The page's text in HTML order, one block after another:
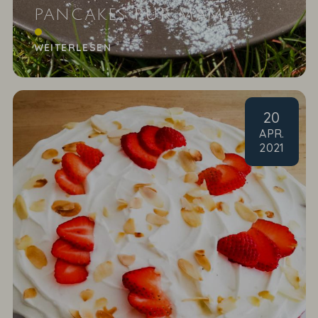
PANCAKES FÜR MAMA
Muttertagsfrühstück ans Bett
WEITERLESEN
20
APR.
2021